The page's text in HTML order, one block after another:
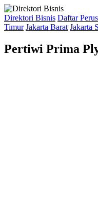
Direktori Bisnis Daftar
Timur Jakarta Barat Jakarta
Pertiwi Prima